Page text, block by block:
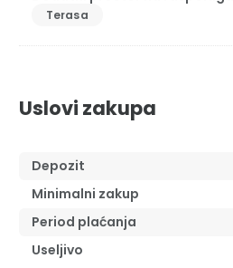
Terasa
Uslovi zakupa
Depozit
Minimalni zakup
Period plaćanja
Useljivo